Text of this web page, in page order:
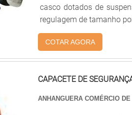
casco dotados de
regulagem de tamanho
COTAR AGORA
CAPACETE DE
ANHANGUERA COMÉRCIO